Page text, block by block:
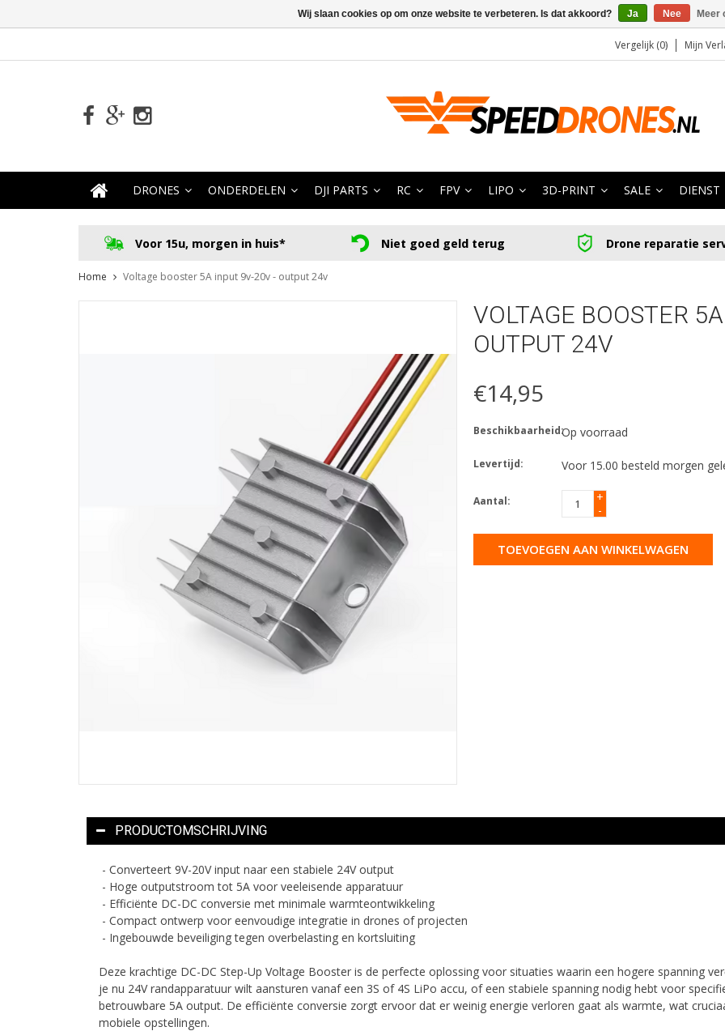
Vergelijk (0) Mijn
DRONES ONDERDELEN DJI PARTS RC FPV LIPO 3D-PRINT SALE DIENST
Voor 15u, morgen in huis* Niet goed geld terug Drone reparatie
Home Voltage booster 5A input 9v-20v - output 24v
VOLTAGE BOOSTER
OUTPUT 24V
€14,95
Beschikbaarheid:Op voorraad
Levertijd: Voor 15.00 besteld morgen
Aantal:
+
-
TOEVOEGEN AAN WINKELWAGEN
PRODUCTOMSCHRIJVING
- Converteert 9V-20V input naar een stabiele 24V output
- Hoge outputstroom tot 5A voor veeleisende apparatuur
- Efficiënte DC-DC conversie met minimale warmteontwikkeling
- Compact ontwerp voor eenvoudige integratie in drones of projecten
- Ingebouwde beveiliging tegen overbelasting en kortsluiting
Deze krachtige DC-DC Step-Up Voltage Booster is de perfecte oplossing voor situaties waarin een hogere spanning
je nu 24V randapparatuur wilt aansturen vanaf een 3S of 4S LiPo accu, of een stabiele spanning nodig hebt voor
betrouwbare 5A output. De efficiënte conversie zorgt ervoor dat er weinig energie verloren gaat als warmte, wat
mobiele opstellingen.
Wij slaan cookies op om onze website te verbeteren. Is dat akkoord? Ja Nee Meer